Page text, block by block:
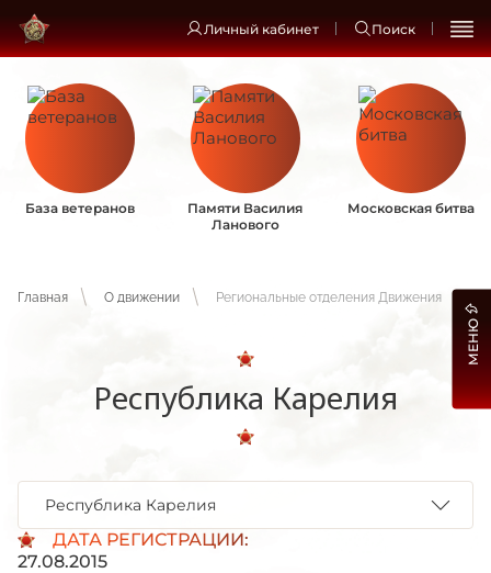
Личный кабинет Поиск
База ветеранов
Памяти Василия
Ланового
Московская битва
Главная О движении Региональные отделения Движения
Республика Карелия
ДАТА РЕГИСТРАЦИИ:
27.08.2015
Республика Карелия
МЕНЮ